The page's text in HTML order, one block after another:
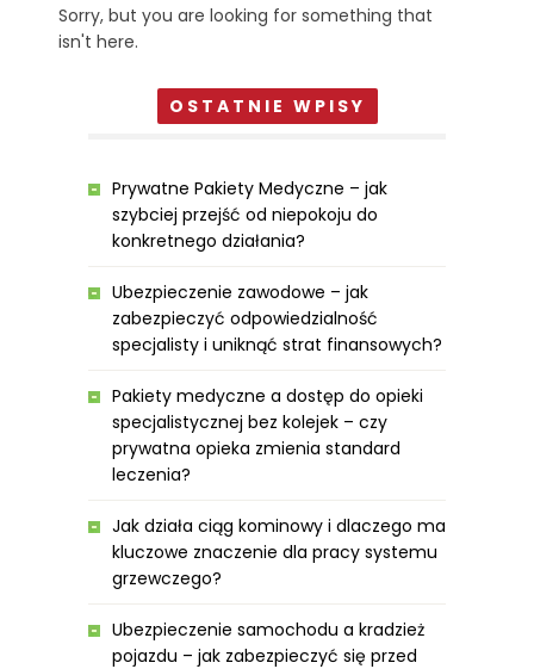
Sorry, but you are looking for something that
isn't here.
OSTATNIE WPISY
Prywatne Pakiety Medyczne – jak
szybciej przejść od niepokoju do
konkretnego działania?
Ubezpieczenie zawodowe – jak
zabezpieczyć odpowiedzialność
specjalisty i uniknąć strat finansowych?
Pakiety medyczne a dostęp do opieki
specjalistycznej bez kolejek – czy
prywatna opieka zmienia standard
leczenia?
Jak działa ciąg kominowy i dlaczego ma
kluczowe znaczenie dla pracy systemu
grzewczego?
Ubezpieczenie samochodu a kradzież
pojazdu – jak zabezpieczyć się przed